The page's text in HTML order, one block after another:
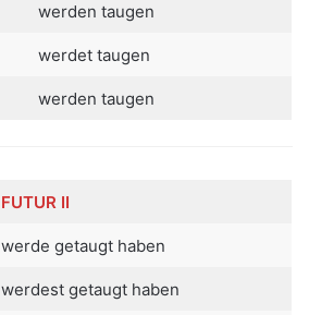
werden taugen
werdet taugen
werden taugen
FUTUR II
werde getaugt haben
werdest getaugt haben